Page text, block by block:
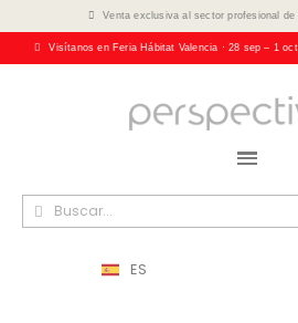
Venta exclusiva al sector profesional de
Visítanos en Feria Hábitat Valencia · 28 sep – 1
ES